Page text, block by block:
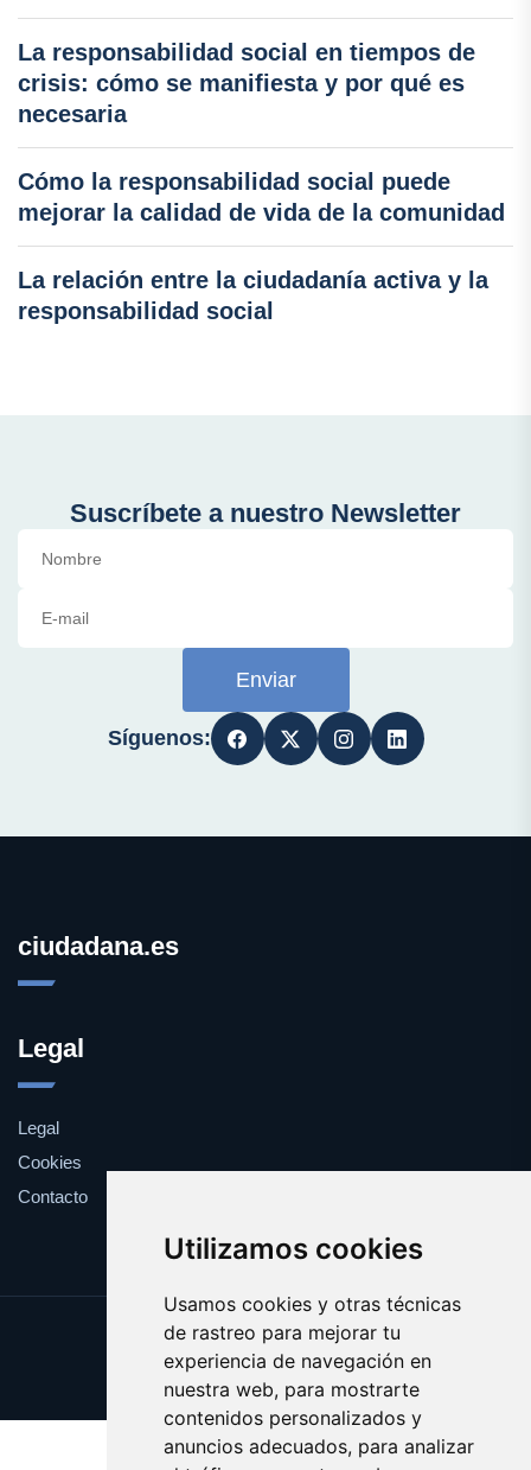
Utilizamos cookies
Usamos cookies y otras técnicas
de rastreo para mejorar tu
experiencia de navegación en
nuestra web, para mostrarte
contenidos personalizados y
anuncios adecuados, para analizar
La responsabilidad social en tiempos de
crisis: cómo se manifiesta y por qué es
necesaria
Cómo la responsabilidad social puede
mejorar la calidad de vida de la comunidad
La relación entre la ciudadanía activa y la
responsabilidad social
Suscríbete a nuestro Newsletter
Enviar
Síguenos:
ciudadana.es
Legal
Legal
Cookies
Contacto
Update cookies preferences
Copyright © 2025 ciudadana.es